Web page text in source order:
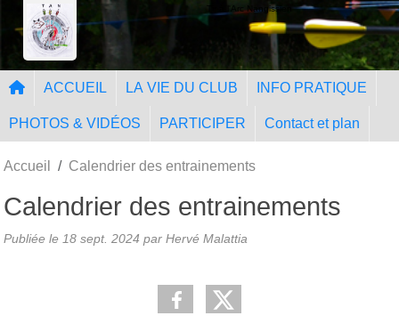
Tir à l'Arc Nangissien
ACCUEIL LA VIE DU CLUB INFO PRATIQUE
PHOTOS & VIDÉOS PARTICIPER Contact et plan
Accueil Calendrier des entrainements
Calendrier des entrainements
Publiée le 18 sept. 2024 par Hervé Malattia
Panneau de gestion des cookies